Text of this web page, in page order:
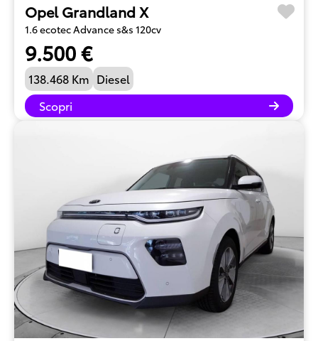
Opel Grandland X
1.6 ecotec Advance s&s 120cv
9.500 €
138.468 Km Diesel
Scopri